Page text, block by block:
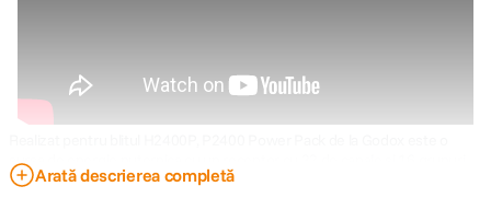
sursa de energie puternica cu un receptor cu 32 de canale si 16 grupuri
care permite declansarea cu un emitator optional la distante de pana la
Arată descrierea completă